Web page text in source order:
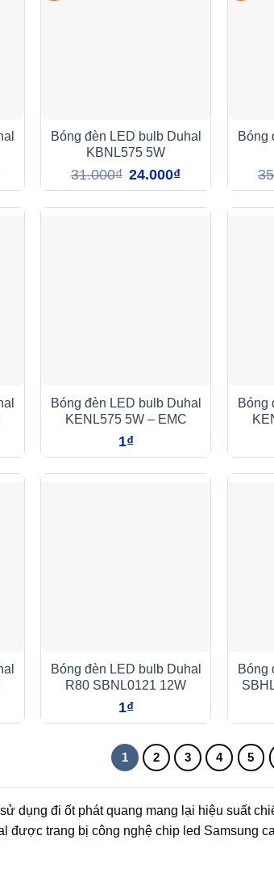
Bóng đèn LED bulb Duhal
KBNL575 5W
31.000₫ Giá
gốc
là:
31.000₫.
24.000₫Giá
tại
là:
Bóng
Bóng đèn LED bulb Duhal
KENL575 5W – EMC
1₫
Bóng
Bóng đèn LED bulb Duhal
R80 SBNL0121 12W
1₫
Bóng
1 2 3 4 5
dụng đi ốt phát quang mang lại hiệu suất
được trang bị công nghệ chip led Samsung